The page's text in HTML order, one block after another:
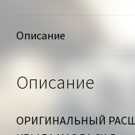
Описание
Описание
ОРИГИНАЛЬНЫЙ